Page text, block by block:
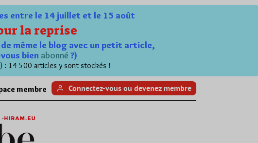
entre le 14 juillet et le 15 août
la reprise
même le blog avec un petit article,
bien abonné ?)
: 14 500 articles y sont stockés !
membre Connectez-vous ou devenez membre